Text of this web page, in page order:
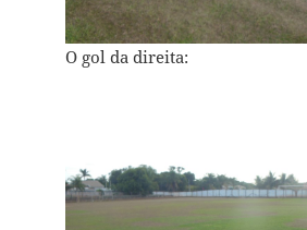
O gol da direita: